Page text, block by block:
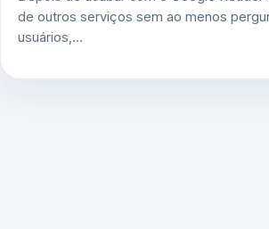
de outros serviços sem ao menos
usuários,…